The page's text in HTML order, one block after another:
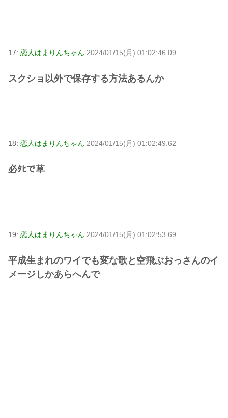
17: 恋人はまりんちゃん 2024/01/15(月) 01:02:46.09
スクショ以外で保存する方法あるんか
18: 恋人はまりんちゃん 2024/01/15(月) 01:02:49.62
必ﾀﾋで草
19: 恋人はまりんちゃん 2024/01/15(月) 01:02:53.69
平成生まれのワイでも変な歌と空飛ぶおっさんのイ
メージしかあらへんで